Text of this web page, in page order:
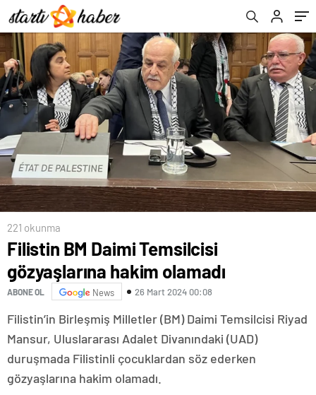
221 okunma
Filistin BM Daimi Temsilcisi
gözyaşlarına hakim olamadı
ABONE OL News 26 Mart 2024 00:08
Filistin’in Birleşmiş Milletler (BM) Daimi Temsilcisi Riyad
Mansur, Uluslararası Adalet Divanındaki (UAD)
duruşmada Filistinli çocuklardan söz ederken
gözyaşlarına hakim olamadı.